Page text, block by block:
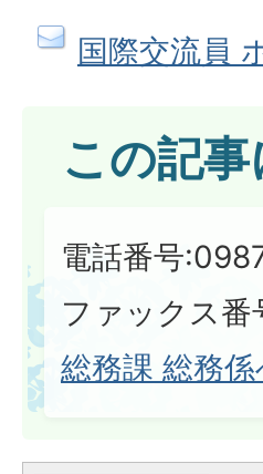
国際交流員
この記
電話番号
ファックス
総務課 総務